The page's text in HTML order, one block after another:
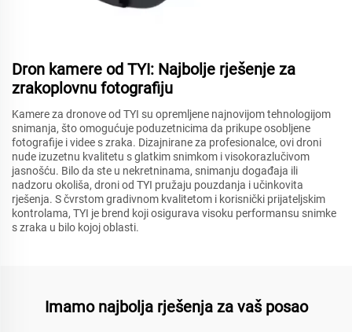
Dron kamere od TYI: Najbolje rješenje za
zrakoplovnu fotografiju
Kamere za dronove od TYI su opremljene najnovijom tehnologijom
snimanja, što omogućuje poduzetnicima da prikupe osobljene
fotografije i videe s zraka. Dizajnirane za profesionalce, ovi droni
nude izuzetnu kvalitetu s glatkim snimkom i visokorazlučivom
jasnošću. Bilo da ste u nekretninama, snimanju događaja ili
nadzoru okoliša, droni od TYI pružaju pouzdanja i učinkovita
rješenja. S čvrstom gradivnom kvalitetom i korisnički prijateljskim
kontrolama, TYI je brend koji osigurava visoku performansu snimke
s zraka u bilo kojoj oblasti.
Imamo najbolja rješenja za vaš posao